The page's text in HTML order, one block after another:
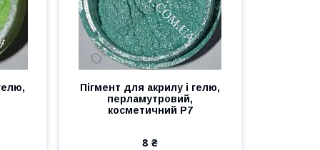
Пігмент для акрилу і гелю,
перламутровий,
косметичний Р7
8 ₴